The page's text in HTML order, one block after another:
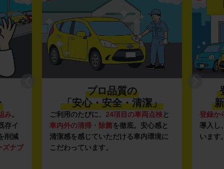
み。
存イ
削減
ズナブ
プロ品質の
「安心・安全・清潔」
ご利用のたびに、 24項目の車両点検と
車内外の清掃・除菌を徹底。安心感と
清潔感を感じていただける車内環境に
こだわっています。
登録か
導入し
います